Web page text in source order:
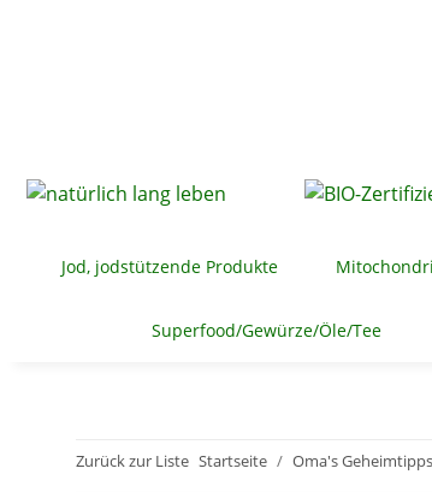
Jod, jodstützende Produkte
Superfood/Gewürze/Öle/Tee
Zurück zur Liste Startseite Oma's Geheimtipps